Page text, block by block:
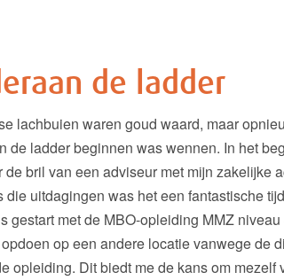
de ladder
lachbuien waren goud waard, maar
de ladder beginnen was wennen. In het
de bril van een adviseur met mijn zakelijke
die uitdagingen was het een fantastische
gestart met de MBO-opleiding MMZ
op een andere locatie vanwege de
opleiding. Dit biedt me de kans om mezelf